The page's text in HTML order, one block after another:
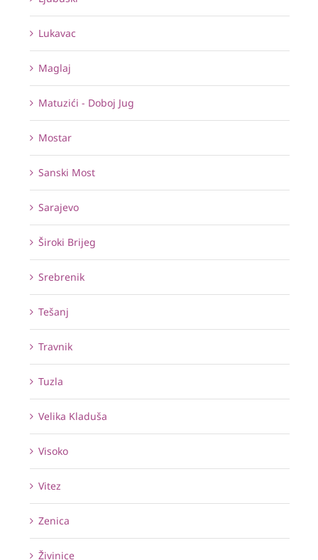
Lukavac
Maglaj
Matuzići - Doboj Jug
Mostar
Sanski Most
Sarajevo
Široki Brijeg
Srebrenik
Tešanj
Travnik
Tuzla
Velika Kladuša
Visoko
Vitez
Zenica
Živinice